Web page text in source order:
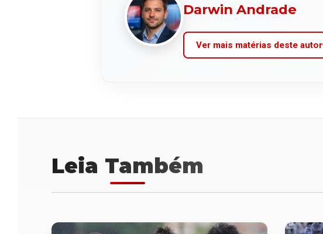
Darwin Andrade
Ver mais matérias deste autor
Leia Também